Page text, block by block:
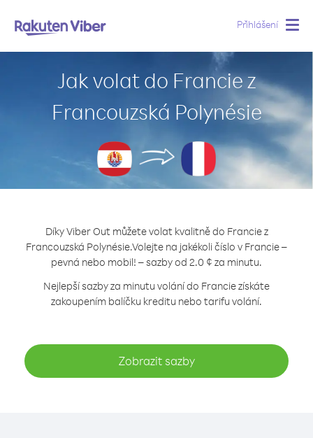
Přihlášení
Jak volat do Francie z
Francouzská Polynésie
Díky Viber Out můžete volat kvalitně do Francie z
Francouzská Polynésie.Volejte na jakékoli číslo v Francie –
pevná nebo mobil! – sazby od 2.0 ¢ za minutu.
Nejlepší sazby za minutu volání do Francie získáte
zakoupením balíčku kreditu nebo tarifu volání.
Zobrazit sazby